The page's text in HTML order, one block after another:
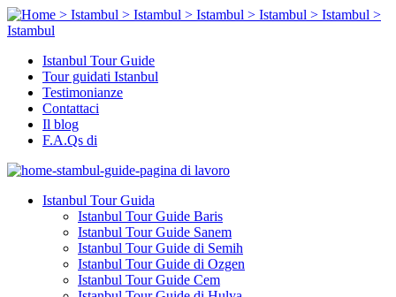
Istanbul Tour Guide
Tour guidati Istanbul
Testimonianze
Contattaci
Il blog
F.A.Qs di
Istanbul Tour Guida
Istanbul Tour Guide Baris
Istanbul Tour Guide Sanem
Istanbul Tour Guide di Semih
Istanbul Tour Guide di Ozgen
Istanbul Tour Guide Cem